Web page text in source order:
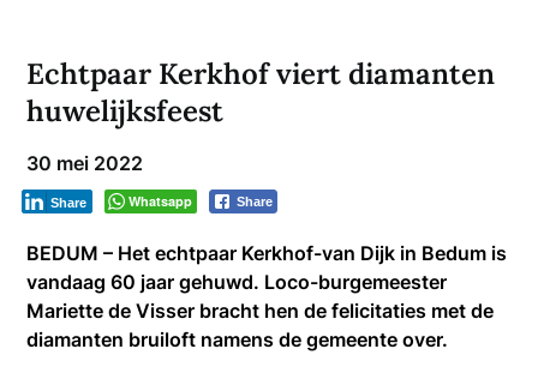
Echtpaar Kerkhof viert diamanten
huwelijksfeest
30 mei 2022
Whatsapp Share
Share
BEDUM – Het echtpaar Kerkhof-van Dijk in Bedum is
vandaag 60 jaar gehuwd. Loco-burgemeester
Mariette de Visser bracht hen de felicitaties met de
diamanten bruiloft namens de gemeente over.